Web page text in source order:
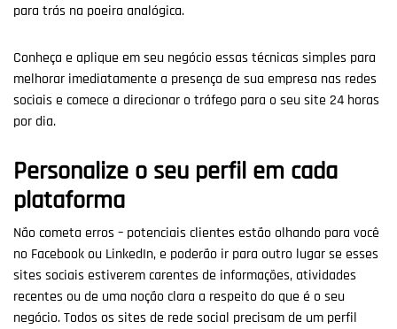
para trás na poeira analógica.
Conheça e aplique em seu negócio essas técnicas simples para
melhorar imediatamente a presença de sua empresa nas redes
sociais e comece a direcionar o tráfego para o seu site 24 horas
por dia.
Personalize o seu perfil em cada
plataforma
Não cometa erros – potenciais clientes estão olhando para você
no Facebook ou LinkedIn, e poderão ir para outro lugar se esses
sites sociais estiverem carentes de informações, atividades
recentes ou de uma noção clara a respeito do que é o seu
negócio. Todos os sites de rede social precisam de um perfil